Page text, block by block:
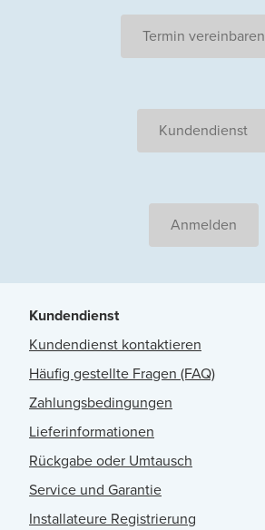
Termin vereinbaren
Kundendienst
Anmelden
Kundendienst
Kundendienst kontaktieren
Häufig gestellte Fragen (FAQ)
Zahlungsbedingungen
Lieferinformationen
Rückgabe oder Umtausch
Service und Garantie
Installateure Registrierung